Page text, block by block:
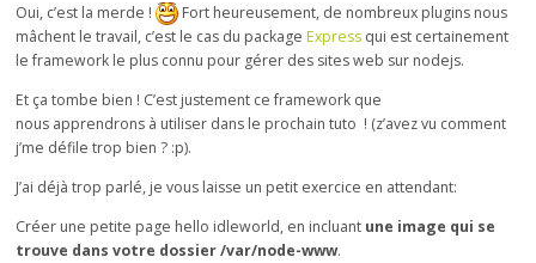
Oui, c’est la merde !
Fort heureusement, de nombreux plugins nous
mâchent le travail, c’est le cas du packageExpress qui est certainement
le framework le plus connu pour gérer des sites web sur nodejs.
Et ça tombe bien ! C’est justement ce framework que
nous apprendrons à utiliser dans le prochain tuto ! (z’avez vu comment
j’me défile trop bien ? :p).
J’ai déjà trop parlé, je vous laisse un petit exercice en attendant:
Créer une petite page hello idleworld, en incluant une image qui se
trouve dans votre dossier /var/node-www.